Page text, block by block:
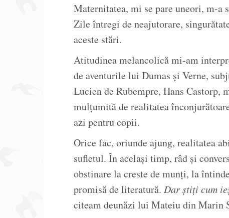
Maternitatea, mi se pare uneori, m-a
Zile întregi de neajutorare,
aceste stări.
Atitudinea melancolică mi-am
de aventurile lui Dumas și Verne,
Lucien de Rubempre, Hans
mulțumită de realitatea
azi pentru copii.
Orice fac, oriunde ajung, realitatea
sufletul. În același timp, râd și
obstinare la creste de munți, la
promisă de literatură. Dar știți cum
citeam deunăzi lui Mateiu din Marin